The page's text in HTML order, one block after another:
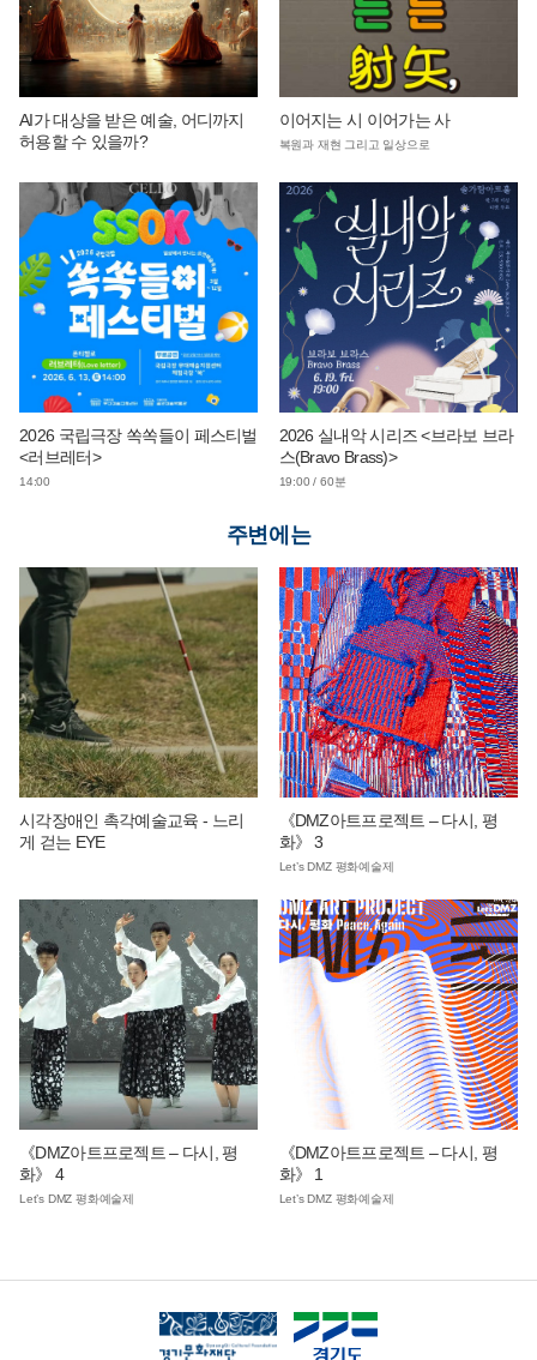
AI가 대상을 받은 예술, 어디까지
허용할 수 있을까?
이어지는 시 이어가는 사
복원과 재현 그리고 일상으로
2026 국립극장 쏙쏙들이 페스티벌
<러브레터>
14:00
2026 실내악 시리즈 <브라보 브라
스(Bravo Brass)>
19:00 / 60분
주변에는
시각장애인 촉각예술교육 - 느리
게 걷는 EYE
《DMZ아트프로젝트 – 다시, 평
화》 3
Let’s DMZ 평화예술제
《DMZ아트프로젝트 – 다시, 평
화》 4
Let’s DMZ 평화예술제
《DMZ아트프로젝트 – 다시, 평
화》 1
Let’s DMZ 평화예술제